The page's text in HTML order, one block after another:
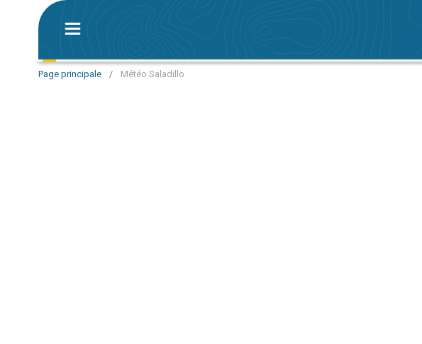
Page principale / Météo Saladillo